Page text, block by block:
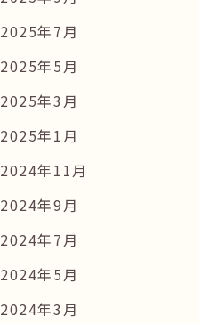
2025年7月
2025年5月
2025年3月
2025年1月
2024年11月
2024年9月
2024年7月
2024年5月
2024年3月